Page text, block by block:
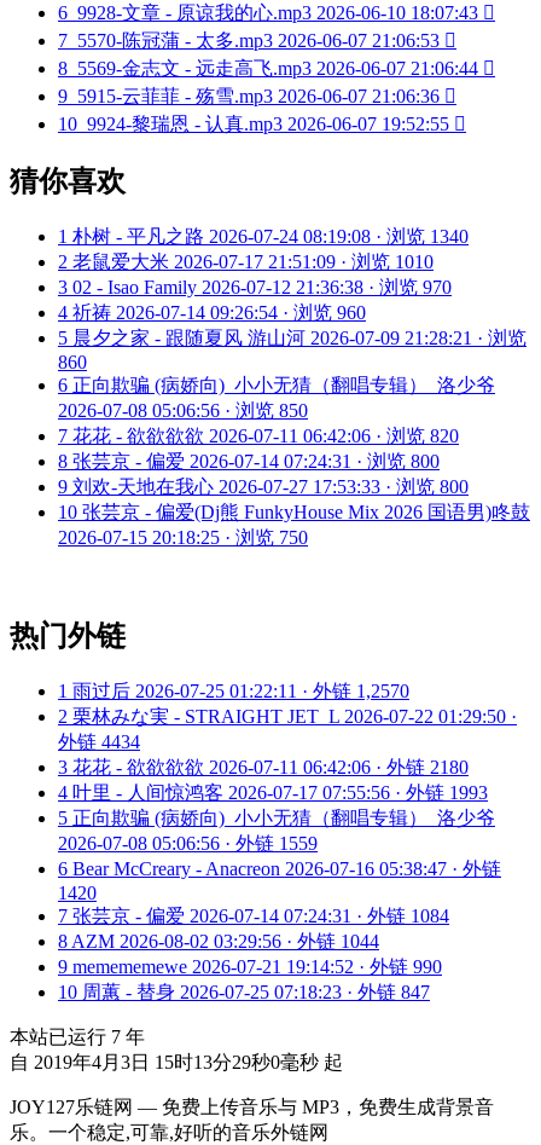
6 9928-文章 - 原谅我的心.mp3 2026-06-10 18:07:43 
7 5570-陈冠蒲 - 太多.mp3 2026-06-07 21:06:53 
8 5569-金志文 - 远走高飞.mp3 2026-06-07 21:06:44 
9 5915-云菲菲 - 殇雪.mp3 2026-06-07 21:06:36 
10 9924-黎瑞恩 - 认真.mp3 2026-06-07 19:52:55 
猜你喜欢
1 朴树 - 平凡之路 2026-07-24 08:19:08 · 浏览 1340
2 老鼠爱大米 2026-07-17 21:51:09 · 浏览 1010
3 02 - Isao Family 2026-07-12 21:36:38 · 浏览 970
4 祈祷 2026-07-14 09:26:54 · 浏览 960
5 晨夕之家 - 跟随夏风 游山河 2026-07-09 21:28:21 · 浏览
860
6 正向欺骗 (病娇向)_小小无猜（翻唱专辑）_洛少爷
2026-07-08 05:06:56 · 浏览 850
7 花花 - 欲欲欲欲 2026-07-11 06:42:06 · 浏览 820
8 张芸京 - 偏爱 2026-07-14 07:24:31 · 浏览 800
9 刘欢-天地在我心 2026-07-27 17:53:33 · 浏览 800
10 张芸京 - 偏爱(Dj熊 FunkyHouse Mix 2026 国语男)咚鼓
2026-07-15 20:18:25 · 浏览 750
热门外链
1 雨过后 2026-07-25 01:22:11 · 外链 1,2570
2 栗林みな実 - STRAIGHT JET_L 2026-07-22 01:29:50 ·
外链 4434
3 花花 - 欲欲欲欲 2026-07-11 06:42:06 · 外链 2180
4 叶里 - 人间惊鸿客 2026-07-17 07:55:56 · 外链 1993
5 正向欺骗 (病娇向)_小小无猜（翻唱专辑）_洛少爷
2026-07-08 05:06:56 · 外链 1559
6 Bear McCreary - Anacreon 2026-07-16 05:38:47 · 外链
1420
7 张芸京 - 偏爱 2026-07-14 07:24:31 · 外链 1084
8 AZM 2026-08-02 03:29:56 · 外链 1044
9 memememewe 2026-07-21 19:14:52 · 外链 990
10 周蕙 - 替身 2026-07-25 07:18:23 · 外链 847
本站已运行 7 年
自 2019年4月3日 15时13分29秒0毫秒 起
JOY127乐链网 — 免费上传音乐与 MP3，免费生成背景音
乐。一个稳定,可靠,好听的音乐外链网